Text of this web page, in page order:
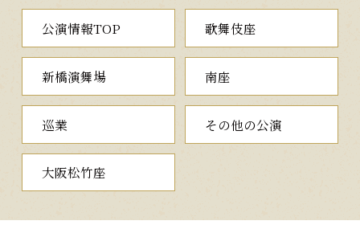
寺の場」では、十二単をまとって宙を飛ぶ猫の怪を、数多くの話
題作にも出演、映像でも活躍を続ける市川中車が初役で勤めま
す。THEATER MILANO-Zaで宙乗りを行うのは初の試みとなり
ます。
大詰は、常磐津を用いた舞踊『写書東驛路』をお届けいたしま
す。昨年はスーパー歌舞伎『ヤマトタケル』にてヤマトタケルを演
じ、家の芸である『義経千本桜』にも挑戦し喝采を浴びた、歌舞
役を早替りにて勤めます。
公演情報TOP 歌舞伎座
新橋演舞場 南座
巡業 その他の公演
大阪松竹座